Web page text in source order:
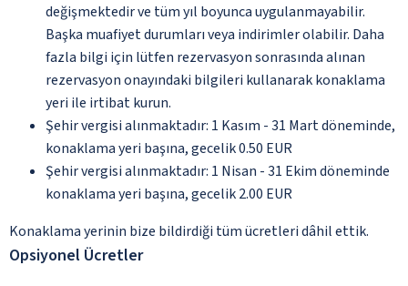
değişmektedir ve tüm yıl boyunca uygulanmayabilir.
Başka muafiyet durumları veya indirimler olabilir. Daha
fazla bilgi için lütfen rezervasyon sonrasında alınan
rezervasyon onayındaki bilgileri kullanarak konaklama
yeri ile irtibat kurun.
Şehir vergisi alınmaktadır: 1 Kasım - 31 Mart döneminde,
konaklama yeri başına, gecelik 0.50 EUR
Şehir vergisi alınmaktadır: 1 Nisan - 31 Ekim döneminde
konaklama yeri başına, gecelik 2.00 EUR
Konaklama yerinin bize bildirdiği tüm ücretleri dâhil ettik.
Opsiyonel Ücretler